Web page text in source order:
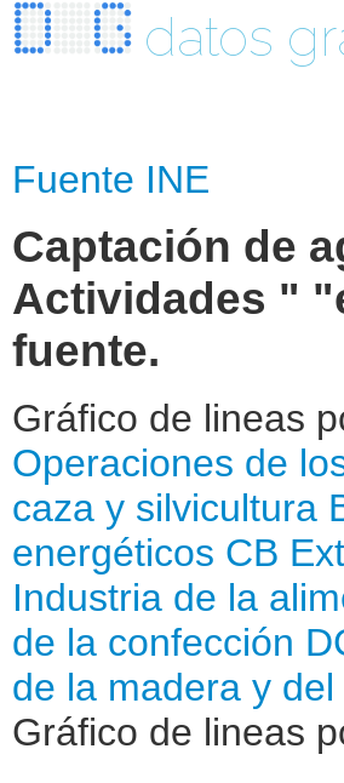
datos
Fuente INE
Captación de
Actividades "
fuente.
Gráfico de lineas
Operaciones de
caza y silvicultura
energéticos CB
Industria de la
de la confección
de la madera y
Gráfico de lineas